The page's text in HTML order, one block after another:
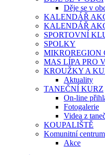
Děje se v
KALENDÁŘ
KALENDÁŘ
SPORTOVNÍ
SPOLKY
MIKROREGION
MAS LÍPA PRO
KROUŽKY A
Aktuality
TANEČNÍ KURZ
On-line
Fotogalerie
Videa z
KOUPALIŠTĚ
Komunitní
Akce